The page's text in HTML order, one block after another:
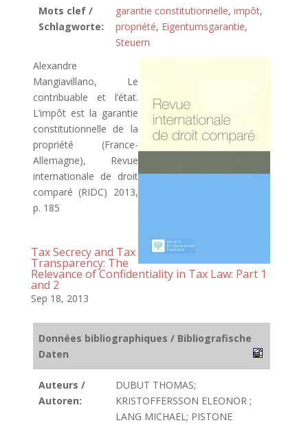
Mots clef /
Schlagworte:
garantie constitutionnelle, impôt,
propriété, Eigentumsgarantie,
Steuern
Alexandre
Mangiavillano, Le
contribuable et l’état.
L’impôt est la garantie
constitutionnelle de la
propriété (France-
Allemagne), Revue
internationale de droit
comparé (RIDC) 2013,
p. 185
Tax Secrecy and Tax
Transparency: The
Relevance of Confidentiality in Tax Law: Part 1
and 2
Sep 18, 2013
Données bibliographiques / Bibliografische
Daten
Auteurs /
Autoren:
DUBUT THOMAS;
KRISTOFFERSSON ELEONOR ;
LANG MICHAEL; PISTONE